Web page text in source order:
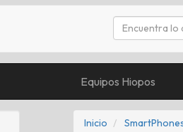
Equipos Hiopos
Inicio